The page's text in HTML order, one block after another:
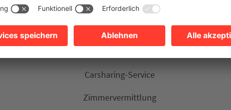
Tickets für Hop-On-Hop-Off-Bus
Tickets für die Weisse Flotte (Neckarschifffahrt)
Carsharing-Service
Zimmervermittlung